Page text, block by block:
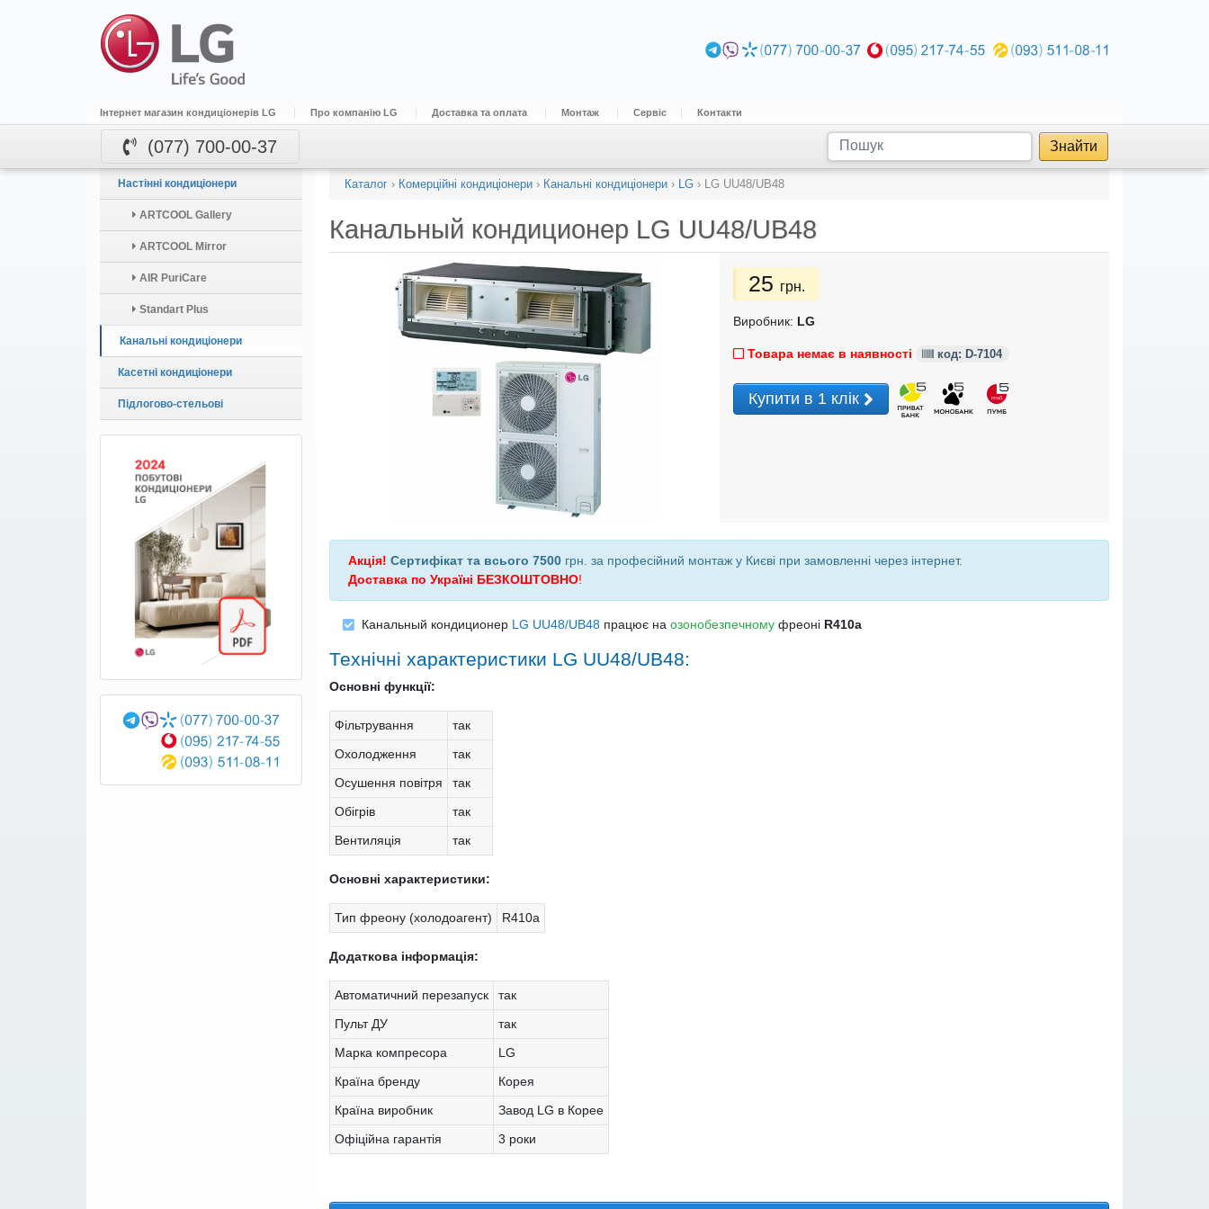
Інтернет магазин кондиціонерів LG Про компанію LG Доставка та оплата Монтаж Сервіс Контакти
(077) 700-00-37 Знайти
Настінні кондиціонери
ARTCOOL Gallery
ARTCOOL Mirror
AIR PuriCare
Standart Plus
Канальні кондиціонери
Касетні кондиціонери
Підлогово-стельові
Каталог › Комерційні кондиціонери › Канальні кондиціонери › LG › LG UU48/UB48
Канальный кондиционер LG UU48/UB48
25 грн.
Виробник: LG
Товара немає в наявності код: D-7104
Купити в 1 клік
Акція! Сертифікат та всього 7500 грн. за професійний монтаж у Києві при замовленні через інтернет.
Доставка по Україні БЕЗКОШТОВНО!
Канальный кондиционер LG UU48/UB48 працює на озонобезпечному фреоні R410a
Технічні характеристики LG UU48/UB48:
Основні функції:
Фільтрування
так
Охолодження
так
Осушення повітря
так
Обігрів
так
Вентиляція
так
Основні характеристики:
Тип фреону (холодоагент) R410a
Додаткова інформація:
Автоматичний перезапуск
так
Пульт ДУ
так
Марка компресора
LG
Країна бренду
Корея
Країна виробник
Завод LG в Корее
Офіційна гарантія
3 роки